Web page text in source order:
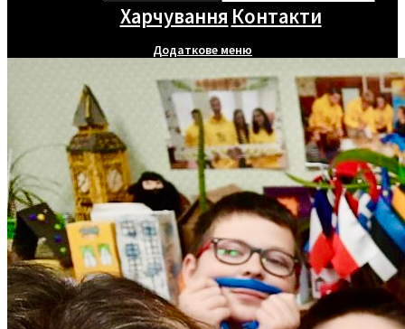
Харчування Контакти
Додаткове меню